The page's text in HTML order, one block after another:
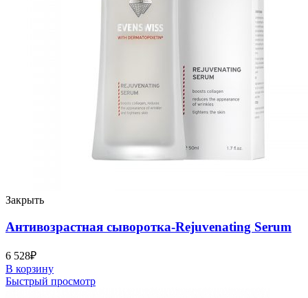
Закрыть
Антивозрастная сыворотка-Rejuvenating Serum
6 528₽
В корзину
Быстрый просмотр